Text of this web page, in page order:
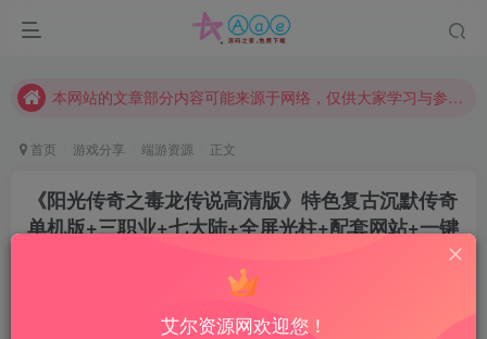
现在赞助会员享受专属折扣，详情点击此条公告。
本网站的文章部分内容可能来源于网络，仅供大家学习与参考，如有侵权，请联系站长QQ466107887进行删除处理。
首页 游戏分享 端游资源 正文
《阳光传奇之毒龙传说高清版》特色复古沉默传奇
单机版+三职业+七大陆+全屏光柱+配套网站+一键
艾尔资源网欢迎您！